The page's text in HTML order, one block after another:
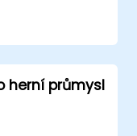
vzdělávání
rizika
školství.
herní průmysl